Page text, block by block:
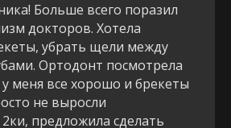
Больше всего поразил
докторов. Хотела
убрать щели между
Ортодонт посмотрела
у меня все хорошо и брекеты
не выросли
предложила сделать